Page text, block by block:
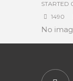
STARTED
1490
No